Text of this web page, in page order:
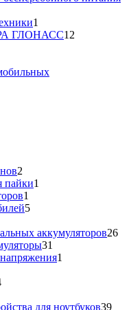
1
товар
ГЛОНАСС12
2
товара
пайки1
1
товар
55
аккумуляторов2626
31
товар
1
14
товаровдля ноутбуков3939